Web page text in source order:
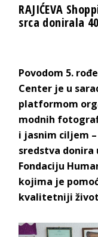
RAJIĆEVA
srca donirala
Povodom 5.
Center je u
platformom
modnih
i jasnim ciljem
sredstva donira
Fondaciju
kojima je
kvalitetniji